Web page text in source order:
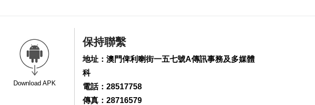
330人參與解釋會
Download APK
保持聯繫
地址：澳門俾利喇街一五七號A傳訊事務及多媒體
科
電話：28517758
傳真：28716579